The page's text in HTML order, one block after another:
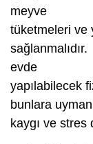
meyve
tüketmeleri ve
evde
yapılabilecek
bunlara
kaygı ve stres